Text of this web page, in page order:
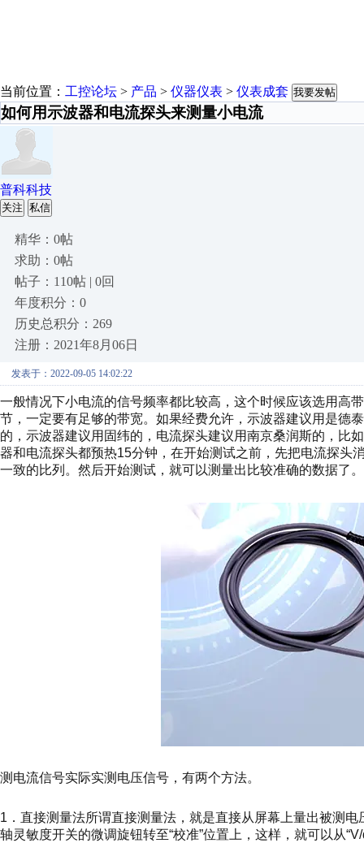
当前位置： 工控论坛 > 产品 > 仪器仪表 > 仪表成套 我要发帖
如何用示波器和电流探头来测量小电流
普科科技
关注 私信
精华：0帖
求助：0帖
帖子：110帖 | 0回
年度积分：0
历史总积分：269
注册：2021年8月06日
发表于：2022-09-05 14:02:22
一般情况下小电流的信号频率都比较高，这个时候应该选用高
节，一定要有足够的带宽。如果经费允许，示波器建议用是德
的，示波器建议用固纬的，电流探头建议用南京桑润斯的，比
器和电流探头都预热15分钟，在开始测试之前，先把电流探头
一致的比列。然后开始测试，就可以测量出比较准确的数据了。
测电流信号实际实测电压信号，有两个方法。
1．直接测量法所谓直接测量法，就是直接从屏幕上量出被测
轴灵敏度开关的微调旋钮转至“校准”位置上，这样，就可以从